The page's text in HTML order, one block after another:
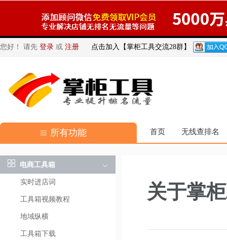
您好！ 请先 登录 或 注册 点击加入【掌柜工具交流28群】
所有功能 首页 无线查排名
电商工具箱
实时进店词
工具箱视频教程
地域纵横
工具箱下载
关于掌